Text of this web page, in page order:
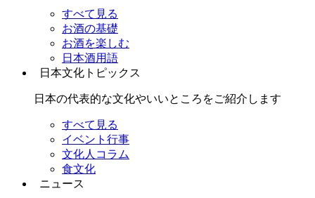
すべて見る
お酒の基礎
お酒を楽しむ
日本酒用語
日本文化トピックス
日本の代表的な文化やいいところをご紹介します
すべて見る
イベント行事
文化人コラム
食文化
ニュース